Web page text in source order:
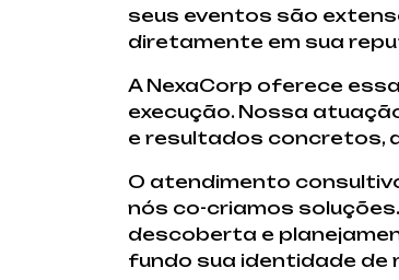
seus eventos são
diretamente em sua
A NexaCorp oferece
execução. Nossa
e resultados concretos,
O atendimento
nós co-criamos
descoberta e
fundo sua identidade de